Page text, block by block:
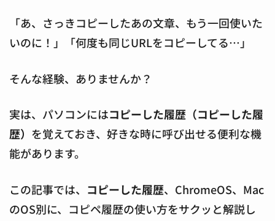
「あ、さっきコピーしたあの文章、もう一回使いた
いのに！」「何度も同じURLをコピーしてる…」
そんな経験、ありませんか？
実は、パソコンにはコピーした履歴（コピーした履
歴） を覚えておき、好きな時に呼び出せる便利な機
能があります。
この記事では、 コピーした履歴、ChromeOS、Mac
のOS別に、コピペ履歴の使い方をサクッと解説し